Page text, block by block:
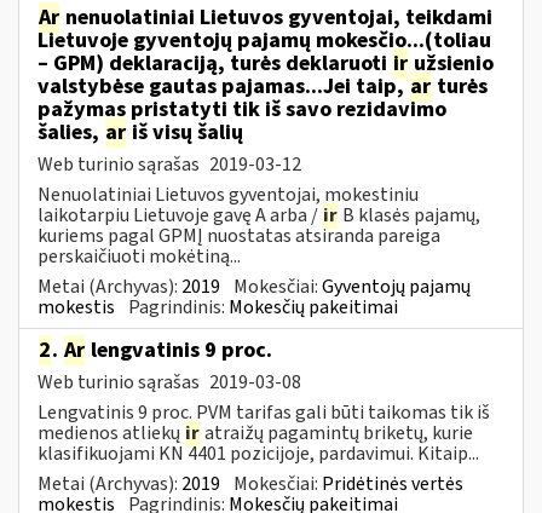
Ar nenuolatiniai Lietuvos gyventojai, teikdami
Lietuvoje gyventojų pajamų mokesčio...(toliau
– GPM) deklaraciją, turės deklaruoti ir užsienio
valstybėse gautas pajamas...Jei taip,ar turės
pažymas pristatyti tik iš savo rezidavimo
šalies, ar iš visų šalių
Web turinio sąrašas 2019-03-12
Nenuolatiniai Lietuvos gyventojai, mokestiniu
laikotarpiu Lietuvoje gavę A arba / ir B klasės pajamų,
kuriems pagal GPMĮ nuostatas atsiranda pareiga
perskaičiuoti mokėtiną...
Metai (Archyvas): 2019 Mokesčiai:Gyventojų pajamų
mokestis Pagrindinis: Mokesčių pakeitimai
2. Ar lengvatinis 9 proc.
Web turinio sąrašas 2019-03-08
Lengvatinis 9 proc. PVM tarifas gali būti taikomas tik iš
medienos atliekų iratraižų pagamintų briketų, kurie
klasifikuojami KN 4401 pozicijoje, pardavimui. Kitaip...
Metai (Archyvas): 2019 Mokesčiai: Pridėtinės vertės
mokestis Pagrindinis: Mokesčių pakeitimai